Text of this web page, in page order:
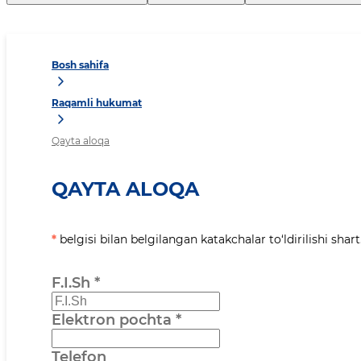
Bosh sahifa
Raqamli hukumat
Qayta aloqa
QAYTA ALOQA
* belgisi bilan belgilangan katakchalar to‘ldirilishi
F.I.Sh *
Elektron pochta *
Telefon